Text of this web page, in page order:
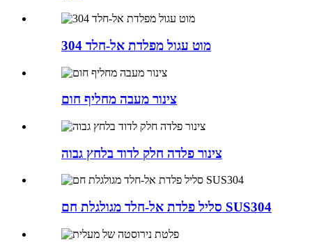
מוט עגול מפלדת אל-חלד 304
צינור מעבה מחליף חום
צינור פלדה חלק לדוד בלחץ גבוה
סליל פלדת אל-חלד מגולגלת חם SUS304